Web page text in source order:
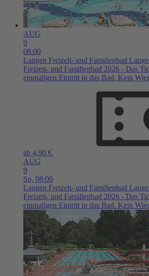
AUG
9
08:00
Langen Freizeit- und Familienbad
Freizeit- und Familienbad 2026 - Das
einmaligen Eintritt in das Bad. Kein
ab 4,90 €
AUG
9
So, 08:00
Langen Freizeit- und Familienbad
Freizeit- und Familienbad 2026 - Das
einmaligen Eintritt in das Bad. Kein